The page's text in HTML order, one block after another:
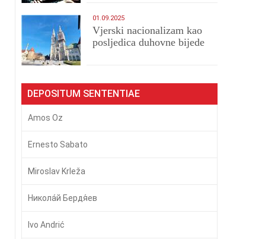
01.09.2025
​Vjerski nacionalizam kao
posljedica duhovne bijede
DEPOSITUM SENTENTIAE
Amos Oz
Ernesto Sabato
Miroslav Krleža
Никола́й Бердя́ев
Ivo Andrić